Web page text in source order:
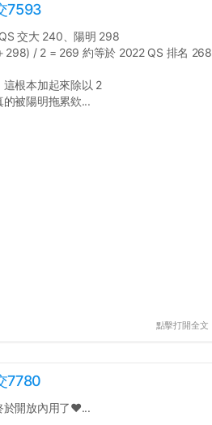
7593
交大 240、陽明 298
298) / 2 = 269 約等於 2022 QS 排名 268
這根本加起來除以 2
的被陽明拖累欸...
點擊打開全文
7780
於開放內用了❤️...